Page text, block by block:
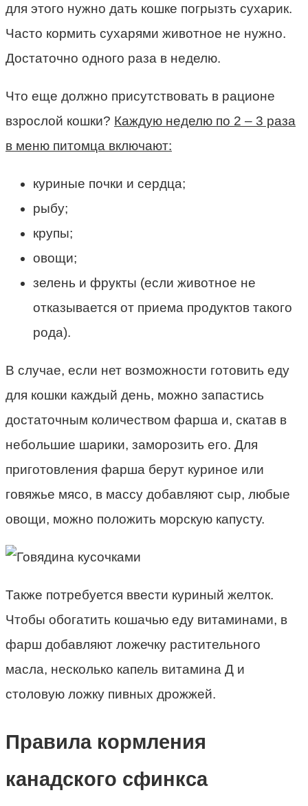
для этого нужно дать кошке погрызть сухарик.
Часто кормить сухарями животное не нужно.
Достаточно одного раза в неделю.
Что еще должно присутствовать в рационе
взрослой кошки? Каждую неделю по 2 – 3 раза
в меню питомца включают:
куриные почки и сердца;
рыбу;
крупы;
овощи;
зелень и фрукты (если животное не
отказывается от приема продуктов такого
рода).
В случае, если нет возможности готовить еду
для кошки каждый день, можно запастись
достаточным количеством фарша и, скатав в
небольшие шарики, заморозить его. Для
приготовления фарша берут куриное или
говяжье мясо, в массу добавляют сыр, любые
овощи, можно положить морскую капусту.
Также потребуется ввести куриный желток.
Чтобы обогатить кошачью еду витаминами, в
фарш добавляют ложечку растительного
масла, несколько капель витамина Д и
столовую ложку пивных дрожжей.
Правила кормления
канадского сфинкса